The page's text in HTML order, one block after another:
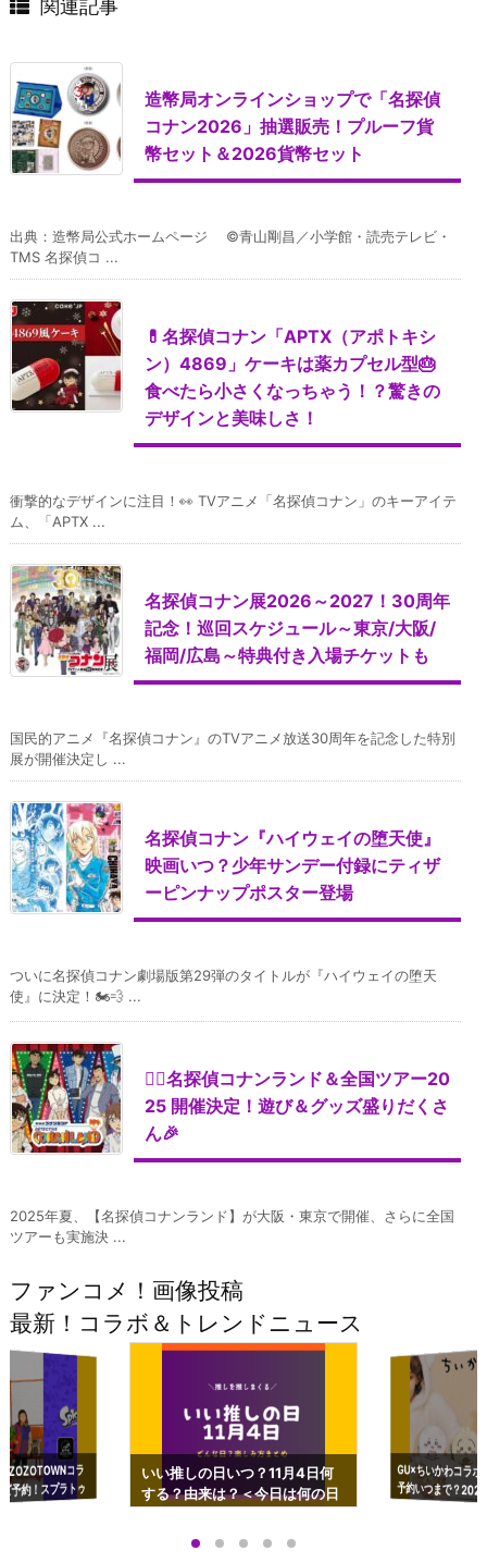
関連記事
造幣局オンラインショップで「名探偵
コナン2026」抽選販売！プルーフ貨
幣セット＆2026貨幣セット
出典：造幣局公式ホームページ ©青山剛昌／小学館・読売テレビ・
TMS 名探偵コ ...
💊名探偵コナン「APTX（アポトキシ
ン）4869」ケーキは薬カプセル型🎂
食べたら小さくなっちゃう！？驚きの
デザインと美味しさ！
衝撃的なデザインに注目！👀 TVアニメ「名探偵コナン」のキーアイテ
ム、「APTX ...
名探偵コナン展2026～2027！30周年
記念！巡回スケジュール～東京/大阪/
福岡/広島～特典付き入場チケットも
国民的アニメ『名探偵コナン』のTVアニメ放送30周年を記念した特別
展が開催決定し ...
名探偵コナン『ハイウェイの堕天使』
映画いつ？少年サンデー付録にティザ
ーピンナップポスター登場
ついに名探偵コナン劇場版第29弾のタイトルが『ハイウェイの堕天
使』に決定！🏍️💨 ...
🕵️‍♂️名探偵コナンランド＆全国ツアー20
25 開催決定！遊び＆グッズ盛りだくさ
ん🎉
2025年夏、【名探偵コナンランド】が大阪・東京で開催、さらに全国
ツアーも実施決 ...
ファンコメ！画像投稿
最新！コラボ＆トレンドニュース
コラ
予約！スプラトゥ
ップも渋谷Hz
いい推しの日いつ？11月4日何
する？由来は？＜今日は何の日
GU×ちいかわコラ
予約いつまで？
ーチやショルダー